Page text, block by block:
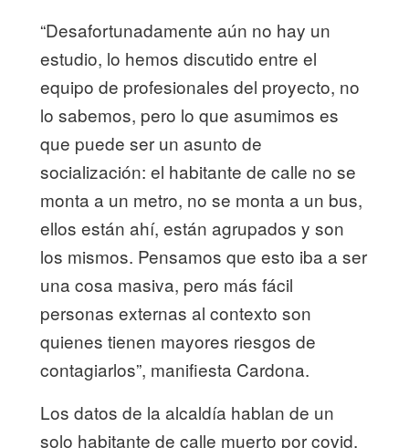
“Desafortunadamente aún no hay un
estudio, lo hemos discutido entre el
equipo de profesionales del proyecto, no
lo sabemos, pero lo que asumimos es
que puede ser un asunto de
socialización: el habitante de calle no se
monta a un metro, no se monta a un bus,
ellos están ahí, están agrupados y son
los mismos. Pensamos que esto iba a ser
una cosa masiva, pero más fácil
personas externas al contexto son
quienes tienen mayores riesgos de
contagiarlos”, manifiesta Cardona.
Los datos de la alcaldía hablan de un
solo habitante de calle muerto por covid.